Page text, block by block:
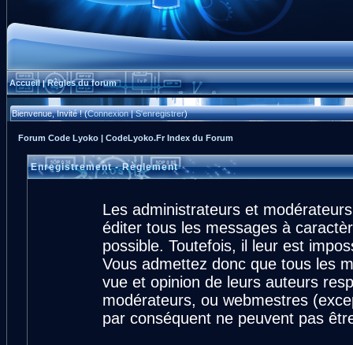
Accueil|Règles du forum
Bienvenue, Invité ! (Connexion|S'enregistrer)
Forum Code Lyoko | CodeLyoko.Fr Index du Forum
Enregistrement - Règlement
Les administrateurs et
éditer tous les messages à
possible. Toutefois, il leur est
Vous admettez donc que tous les
vue et opinion de leurs auteurs
modérateurs, ou webmestres
par conséquent ne peuvent pas